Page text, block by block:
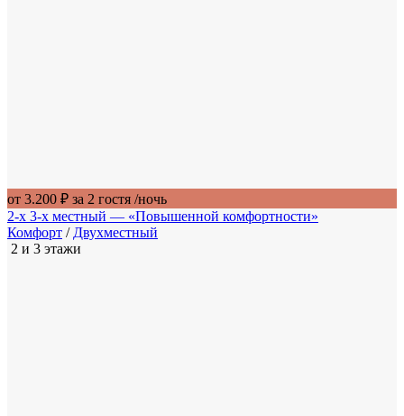
от 3.200 ₽ за 2 гостя /ночь
2-х 3-х местный — «Повышенной комфортности»
Комфорт / Двухместный
2 и 3 этажи